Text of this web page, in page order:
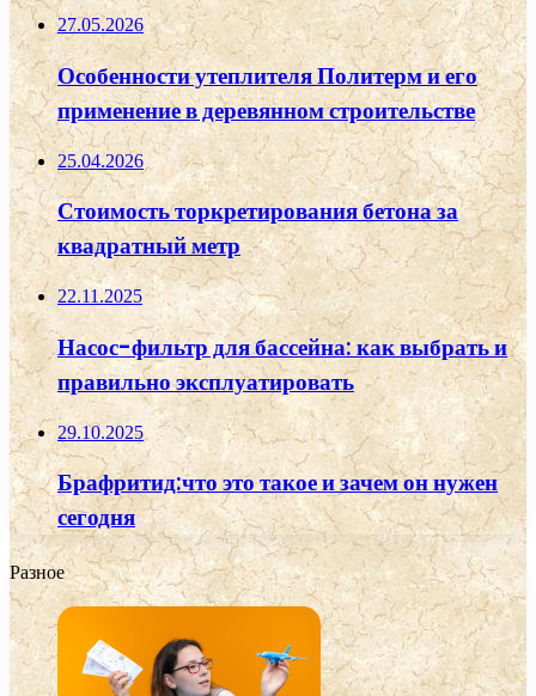
27.05.2026
Особенности утеплителя Политерм и его
применение в деревянном строительстве
25.04.2026
Стоимость торкретирования бетона за
квадратный метр
22.11.2025
Насос-фильтр для бассейна: как выбрать и
правильно эксплуатировать
29.10.2025
Брафритид:что это такое и зачем он нужен
сегодня
Разное